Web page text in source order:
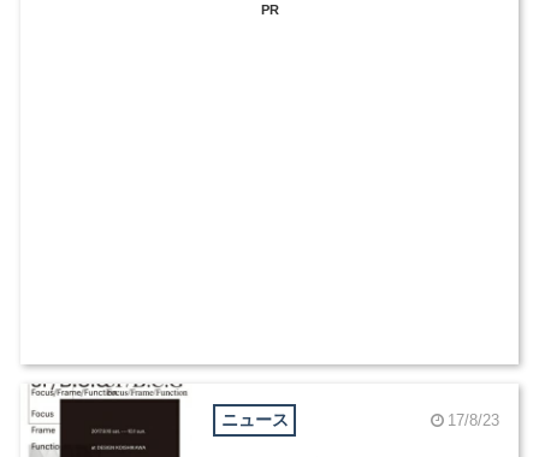
PR
ニュース 17/8/23